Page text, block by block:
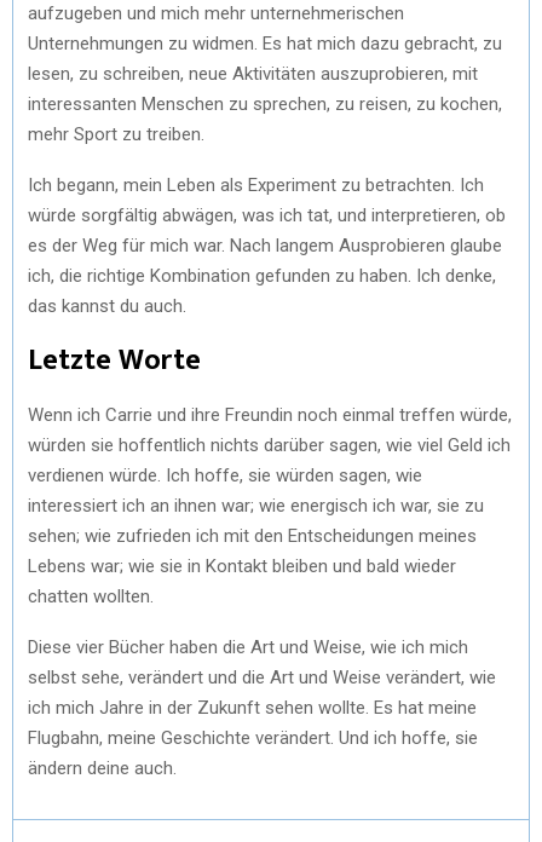
aufzugeben und mich mehr unternehmerischen
Unternehmungen zu widmen. Es hat mich dazu gebracht, zu
lesen, zu schreiben, neue Aktivitäten auszuprobieren, mit
interessanten Menschen zu sprechen, zu reisen, zu kochen,
mehr Sport zu treiben.
Ich begann, mein Leben als Experiment zu betrachten. Ich
würde sorgfältig abwägen, was ich tat, und interpretieren, ob
es der Weg für mich war. Nach langem Ausprobieren glaube
ich, die richtige Kombination gefunden zu haben. Ich denke,
das kannst du auch.
Letzte Worte
Wenn ich Carrie und ihre Freundin noch einmal treffen würde,
würden sie hoffentlich nichts darüber sagen, wie viel Geld ich
verdienen würde. Ich hoffe, sie würden sagen, wie
interessiert ich an ihnen war; wie energisch ich war, sie zu
sehen; wie zufrieden ich mit den Entscheidungen meines
Lebens war; wie sie in Kontakt bleiben und bald wieder
chatten wollten.
Diese vier Bücher haben die Art und Weise, wie ich mich
selbst sehe, verändert und die Art und Weise verändert, wie
ich mich Jahre in der Zukunft sehen wollte. Es hat meine
Flugbahn, meine Geschichte verändert. Und ich hoffe, sie
ändern deine auch.